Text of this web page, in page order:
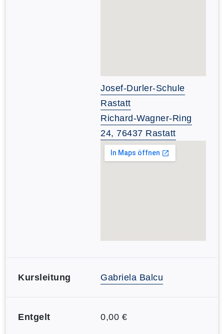
Josef-Durler-Schule
Rastatt
Richard-Wagner-Ring
24, 76437 Rastatt
Kursleitung Gabriela Balcu
Entgelt 0,00 €